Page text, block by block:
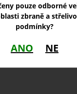
pouze odborné
zbraně a
podmínky?
ANO NE